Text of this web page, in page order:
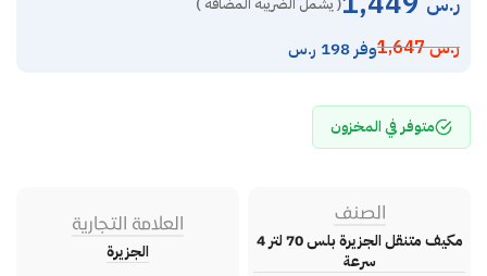
ر.س1,647 وفر 198 ر.س
متوفر في المخزون
الصنف
مكيف متنقل الجزيرة بلس 70 لتر 4
سرعة
العلامة التجارية
الجزيرة